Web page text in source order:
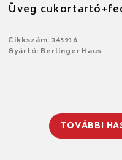
Üveg
Cikkszám: 345916
Gyártó: Berlinger Haus
TOVÁBBI